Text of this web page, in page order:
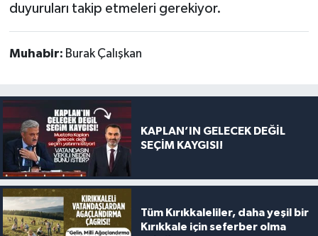
duyuruları takip etmeleri gerekiyor.
Muhabir: Burak Çalışkan
KAPLAN’IN GELECEK DEĞİL
SEÇİM KAYGISI!
Tüm Kırıkkaleliler, daha yeşil bir
Kırıkkale için seferber olma